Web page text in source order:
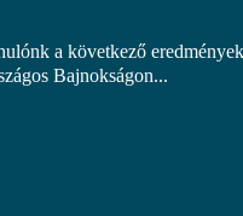
a következő
Bajnokságon...